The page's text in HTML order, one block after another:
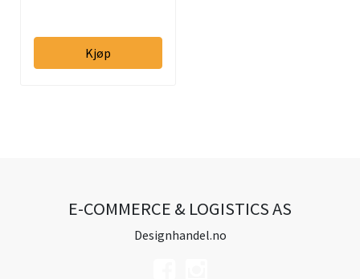
Kjøp
E-COMMERCE & LOGISTICS AS
Designhandel.no